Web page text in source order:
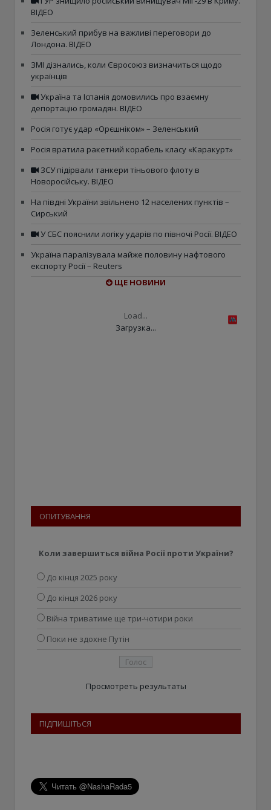
ВІДЕО
Зеленський прибув на важливі переговори до
Лондона. ВІДЕО
ЗМІ дізнались, коли Євросоюз визначиться щодо
українців
Україна та Іспанія домовились про взаємну
депортацію громадян. ВІДЕО
Росія готує удар «Орєшніком» – Зеленський
Росія вратила ракетний корабель класу «Каракурт»
ЗСУ підірвали танкери тіньового флоту в
Новоросійську. ВІДЕО
На півдні України звільнено 12 населених пунктів –
Сирський
У СБС пояснили логіку ударів по півночі Росії. ВІДЕО
Україна паралізувала майже половину нафтового
експорту Росії – Reuters
ЩЕ НОВИНИ
Load...
Загрузка...
ОПИТУВАННЯ
Коли завершиться війна Росії проти України?
До кінця 2025 року
До кінця 2026 року
Війна триватиме ще три-чотири роки
Поки не здохне Путін
Просмотреть результаты
ПІДПИШІТЬСЯ